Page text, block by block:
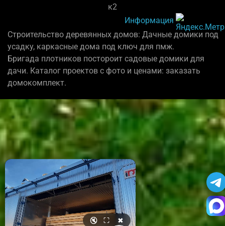
к2
Информация
Строительство деревянных домов: Дачные домики под
усадку, каркасные дома под ключ для пмж.
Бригада плотников постороит садовые домики для
дачи. Каталог проектов с фото и ценами: заказать
домокомплект.
🔇 ⛶ ✖